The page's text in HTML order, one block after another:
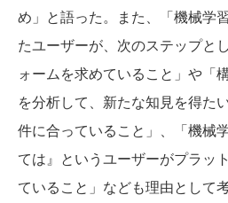
め」と語った。また、「機械学
たユーザーが、次のステップと
ォームを求めていること」や「
を分析して、新たな知見を得た
件に合っていること」、「機械
ては』というユーザーがプラッ
ていること」なども理由として